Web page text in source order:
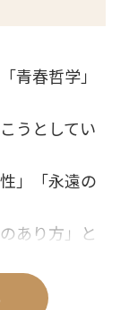
青春哲学」
うとしてい
」「永遠の
あり方」と
「田舎と都